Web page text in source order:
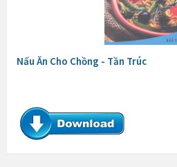
Nấu Ăn Cho Chồng - Tần Trúc